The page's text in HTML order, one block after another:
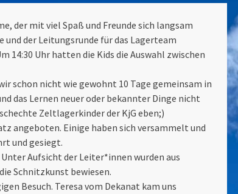
der mit viel Spaß und Freunde sich langsam
der Leitungsrunde für das Lagerteam
14:30 Uhr hatten die Kids die Auswahl zwischen
schon nicht wie gewohnt 10 Tage gemeinsam in
das Lernen neuer oder bekannter Dinge nicht
Zeltlagerkinder der KjG eben;)
angeboten. Einige haben sich versammelt und
und gesiegt.
Aufsicht der Leiter*innen wurden aus
Schnitzkunst bewiesen.
Besuch. Teresa vom Dekanat kam uns